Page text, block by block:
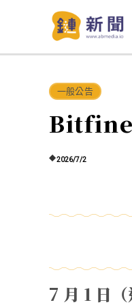
一般公告
2026/7/2
7 月 1 日